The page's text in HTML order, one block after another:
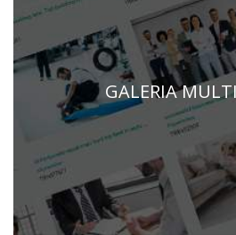
GALERIA